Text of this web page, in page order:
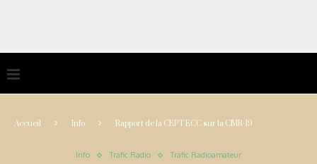
Accueil Info Rapport de la CEPT ECC sur la CMR-19
Info Trafic Radio Trafic Radioamateur